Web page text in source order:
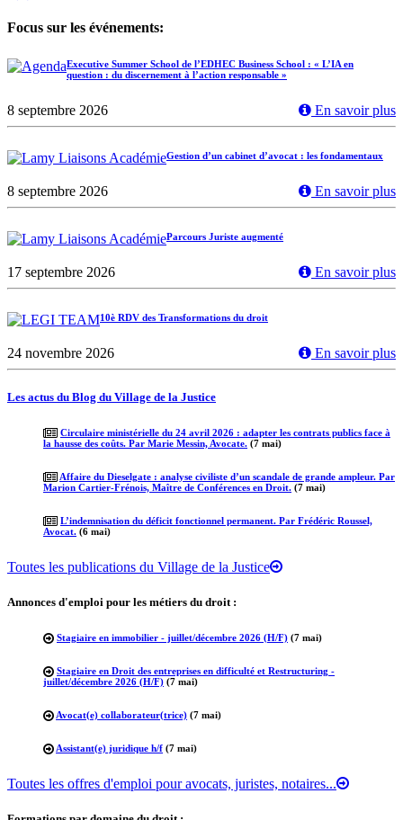
Focus sur les événements:
Executive Summer School de l’EDHEC Business School : « L’IA en
question : du discernement à l’action responsable »
8 septembre 2026 En savoir plus
Gestion d’un cabinet d’avocat : les fondamentaux
8 septembre 2026 En savoir plus
Parcours Juriste augmenté
17 septembre 2026 En savoir plus
10è RDV des Transformations du droit
24 novembre 2026 En savoir plus
Les actus du Blog du Village de la Justice
Circulaire ministérielle du 24 avril 2026 : adapter les contrats publics face à
la hausse des coûts. Par Marie Messin, Avocate. (7 mai)
Affaire du Dieselgate : analyse civiliste d’un scandale de grande ampleur. Par
Marion Cartier-Frénois, Maître de Conférences en Droit. (7 mai)
L’indemnisation du déficit fonctionnel permanent. Par Frédéric Roussel,
Avocat. (6 mai)
Toutes les publications du Village de la Justice
Annonces d'emploi pour les métiers du droit :
Stagiaire en immobilier - juillet/décembre 2026 (H/F) (7 mai)
Stagiaire en Droit des entreprises en difficulté et Restructuring -
juillet/décembre 2026 (H/F) (7 mai)
Avocat(e) collaborateur(trice) (7 mai)
Assistant(e) juridique h/f (7 mai)
Toutes les offres d'emploi pour avocats, juristes, notaires...